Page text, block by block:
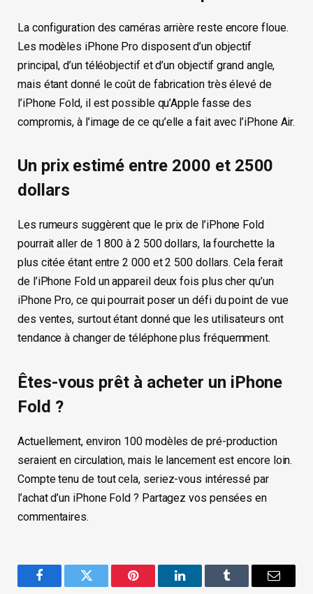
La configuration des caméras arrière reste encore floue.
Les modèles iPhone Pro disposent d’un objectif
principal, d’un téléobjectif et d’un objectif grand angle,
mais étant donné le coût de fabrication très élevé de
l’iPhone Fold, il est possible qu’Apple fasse des
compromis, à l’image de ce qu’elle a fait avec l’iPhone Air.
Un prix estimé entre 2000 et 2500
dollars
Les rumeurs suggèrent que le prix de l’iPhone Fold
pourrait aller de 1 800 à 2 500 dollars, la fourchette la
plus citée étant entre 2 000 et 2 500 dollars. Cela ferait
de l’iPhone Fold un appareil deux fois plus cher qu’un
iPhone Pro, ce qui pourrait poser un défi du point de vue
des ventes, surtout étant donné que les utilisateurs ont
tendance à changer de téléphone plus fréquemment.
Êtes-vous prêt à acheter un iPhone
Fold ?
Actuellement, environ 100 modèles de pré-production
seraient en circulation, mais le lancement est encore loin.
Compte tenu de tout cela, seriez-vous intéressé par
l’achat d’un iPhone Fold ? Partagez vos pensées en
commentaires.
FacebookTwitter Pinterest LinkedInTumblr Email